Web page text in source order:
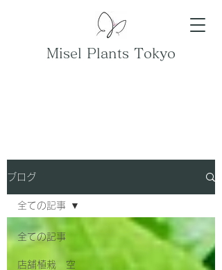
Misel Plants Tokyo
ブログ
全ての記事
店舗植栽 空
全ての記事